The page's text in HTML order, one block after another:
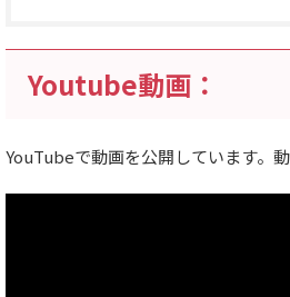
Youtube動画：
YouTubeで動画を公開しています。